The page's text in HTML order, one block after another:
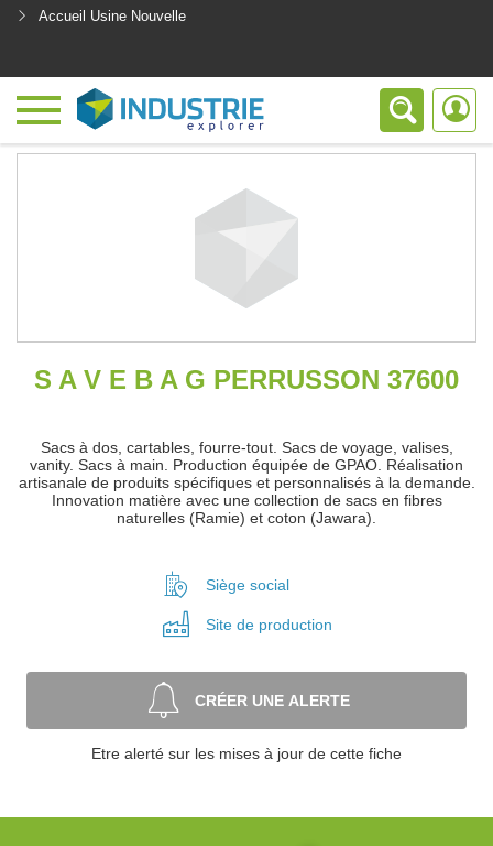
Accueil Usine Nouvelle
S A V E B A G PERRUSSON 37600
Sacs à dos, cartables, fourre-tout. Sacs de voyage, valises,
vanity. Sacs à main. Production équipée de GPAO. Réalisation
artisanale de produits spécifiques et personnalisés à la demande.
Innovation matière avec une collection de sacs en fibres
naturelles (Ramie) et coton (Jawara).
Siège social
Site de production
CRÉER UNE ALERTE
Etre alerté sur les mises à jour de cette fiche